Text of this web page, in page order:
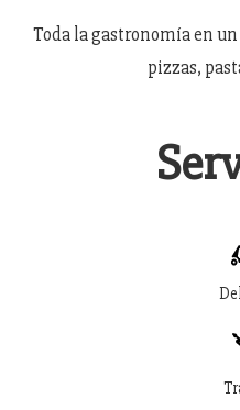
Toda la gastronomía en
pizzas,